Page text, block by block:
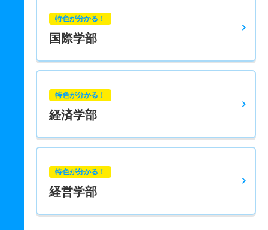
特色が分かる！
国際学部
特色が分かる！
経済学部
特色が分かる！
経営学部